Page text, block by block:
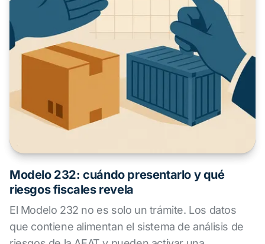
Modelo 232: cuándo presentarlo y qué
riesgos fiscales revela
El Modelo 232 no es solo un trámite. Los datos
que contiene alimentan el sistema de análisis de